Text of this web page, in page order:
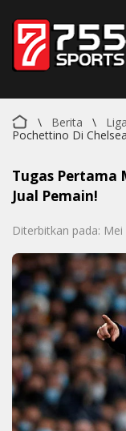
\ Berita \
Pochettino Di
Tugas Pertama
Jual Pemain!
Diterbitkan pada: Mei